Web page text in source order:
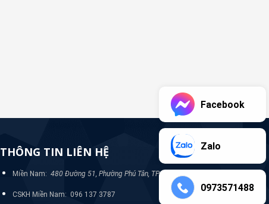
THÔNG TIN LIÊN HỆ
Miền Nam: 480 Đường 51, Phường Phú Tân, TP Bình Dương
CSKH Miền Nam: 096 137 3787
Facebook
Zalo
0973571488